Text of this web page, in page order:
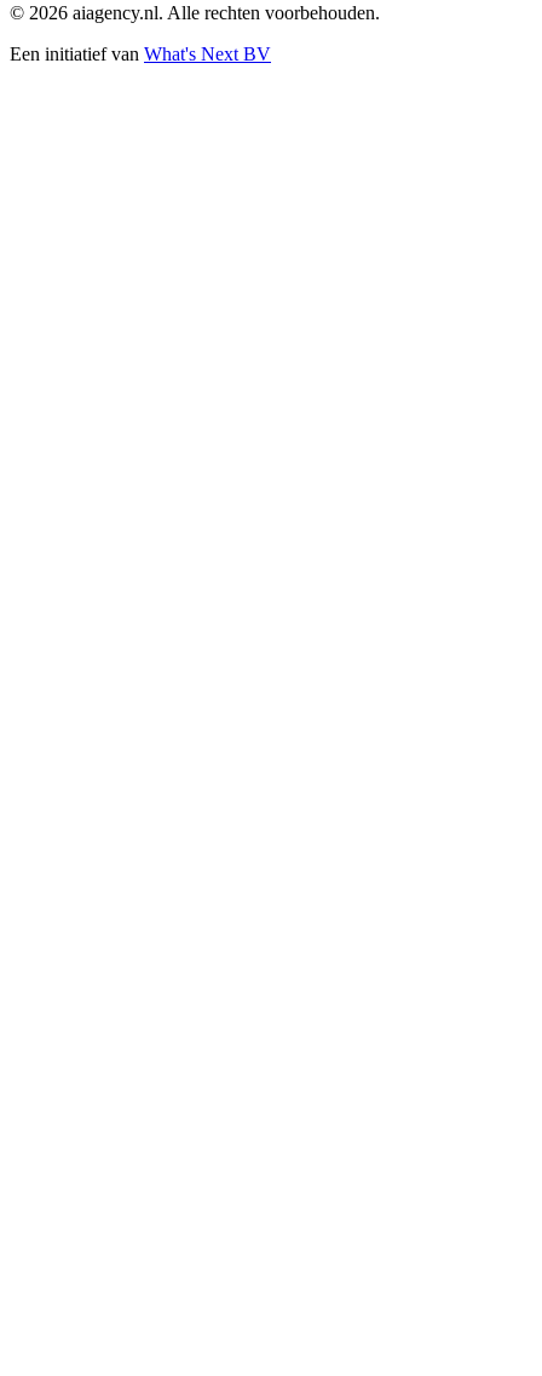
© 2026 aiagency.nl. Alle rechten voorbehouden.
Een initiatief van What's Next BV